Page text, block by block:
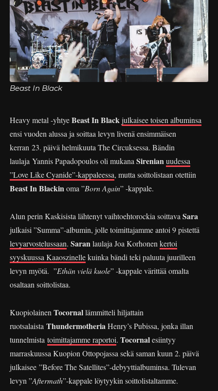
Beast In Black
Heavy metal -yhtyeBeast In Blackjulkaisee toisen albuminsa
ensi vuoden alussa ja soittaa levyn livenä ensimmäisen
kerran 23. päivä helmikuuta The Circuksessa. Bändin
laulaja Yannis Papadopoulos oli mukana Sirenianuudessa
”Love Like Cyanide”-kappaleessa, mutta soittolistaan otettiin
Beast In Blackinoma ”Born Again” -kappale.
Alun perin Kaskisista lähtenyt vaihtoehtorockia soittava Sara
julkaisi ”Summa”-albumin, jolle toimittajamme antoi 9 pistettä
levyarvostelussaan. Saranlaulaja Joa Korhonen kertoi
syyskuussa Kaaoszinellekuinka bändi teki paluuta juurilleen
levyn myötä. ”Ethän vielä kuole” -kappale värittää omalta
osaltaan soittolistaa.
Kuopiolainen Tocornallämmitteli hiljattain
ruotsalaista ThundermotheriaHenry’s Pubissa, jonka illan
tunnelmista toimittajamme raportoi. Tocornalesiintyy
marraskuussa Kuopion Ottopojassa sekä saman kuun 2. päivä
julkaisee ”Before The Satellites”-debyyttialbuminsa. Tulevan
levyn ”Aftermath”-kappale löytyykin soittolistaltamme.